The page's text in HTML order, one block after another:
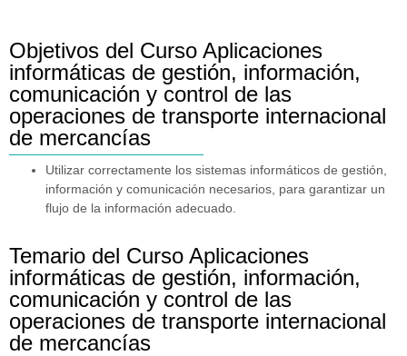
Objetivos del Curso Aplicaciones
informáticas de gestión, información,
comunicación y control de las
operaciones de transporte internacional
de mercancías
Utilizar correctamente los sistemas informáticos de gestión,
información y comunicación necesarios, para garantizar un
flujo de la información adecuado.
Temario del Curso Aplicaciones
informáticas de gestión, información,
comunicación y control de las
operaciones de transporte internacional
de mercancías